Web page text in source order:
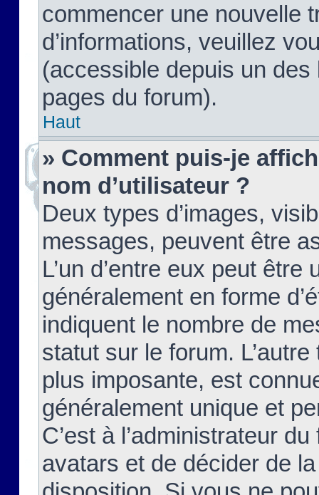
commencer une nouvelle
d’informations, veuillez
(accessible depuis un
pages du forum).
Haut
» Comment puis-je
nom d’utilisateur ?
Deux types d’images,
messages, peuvent être
L’un d’entre eux peut
généralement en forme
indiquent le nombre de
statut sur le forum.
plus imposante, est
généralement unique et
C’est à l’administrateur
avatars et de décider de